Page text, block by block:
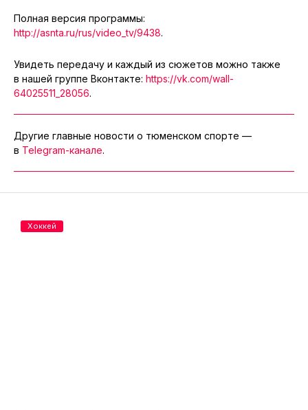
Полная версия программы:
http://asnta.ru/rus/video_tv/9438.
Увидеть передачу и каждый из сюжетов можно также
в нашей группе Вконтакте: https://vk.com/wall-
64025511_28056.
Другие главные новости о тюменском спорте —
в Telegram-канале.
Хоккей